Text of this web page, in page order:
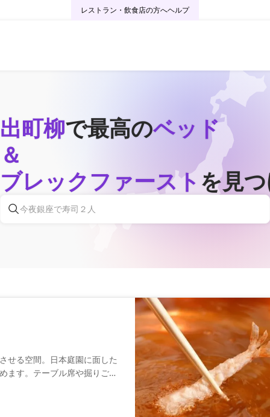
レストラン・飲食店の方へヘルプ
出町柳で最高のベッド
＆
ブレックファースト を見
せる空間。日本庭園に面した
ます。テーブル席や掘りごた